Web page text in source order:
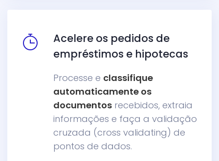
Acelere os pedidos de
empréstimos e hipotecas
Processe e classifique
automaticamente os
documentos recebidos, extraia
informações e faça a validação
cruzada (cross validating) de
pontos de dados.